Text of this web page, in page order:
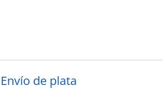
Envío de plata